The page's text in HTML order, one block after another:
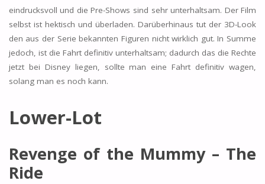
eindrucksvoll und die Pre-Shows sind sehr unterhaltsam. Der Film
selbst ist hektisch und überladen. Darüberhinaus tut der 3D-Look
den aus der Serie bekannten Figuren nicht wirklich gut. In Summe
jedoch, ist die Fahrt definitiv unterhaltsam; dadurch das die Rechte
jetzt bei Disney liegen, sollte man eine Fahrt definitiv wagen,
solang man es noch kann.
Lower-Lot
Revenge of the Mummy – The
Ride